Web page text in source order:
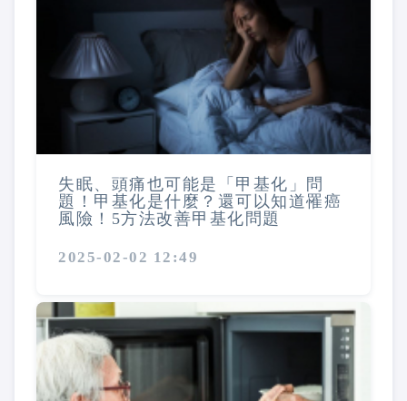
失眠、頭痛也可能是「甲基化」問
題！甲基化是什麼？還可以知道罹癌
風險！5方法改善甲基化問題
2025-02-02 12:49